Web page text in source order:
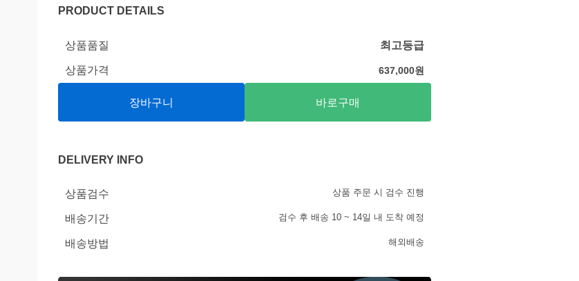
PRODUCT DETAILS
상품품질 최고등급
상품가격 637,000원
장바구니 바로구매
DELIVERY INFO
상품검수 상품 주문 시 검수 진행
배송기간 검수 후 배송 10 ~ 14일 내 도착 예정
배송방법 해외배송